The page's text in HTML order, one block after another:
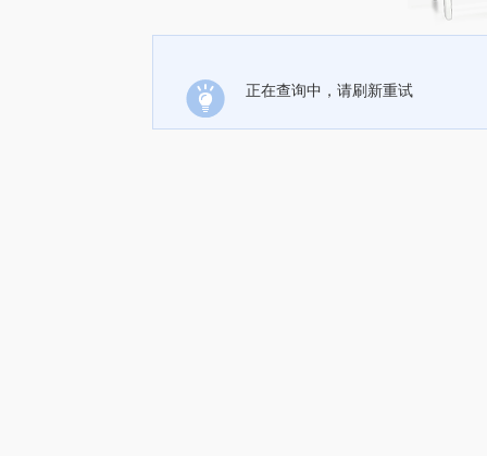
正在查询中，请刷新重试